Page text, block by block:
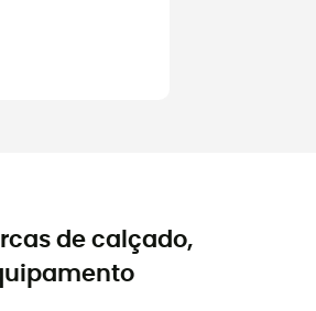
de calçado,